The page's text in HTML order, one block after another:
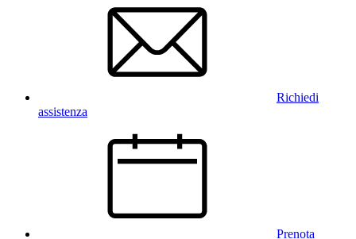
Richiedi
assistenza
Prenota